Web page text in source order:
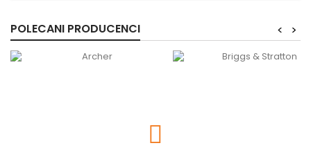
POLECANI PRODUCENCI >
<